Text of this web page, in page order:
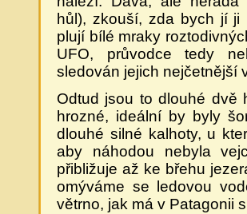
hůl), zkouší, zda bych jí ji
plují bílé mraky
UFO, průvodce tedy
sledován jejich nejčetnější
Odtud jsou to dlouhé dvě
hrozné, ideální by byly
dlouhé silné kalhoty, u
aby náhodou nebyla
přibližuje až ke břehu
omýváme se ledovou
větrno, jak má v Patagonii